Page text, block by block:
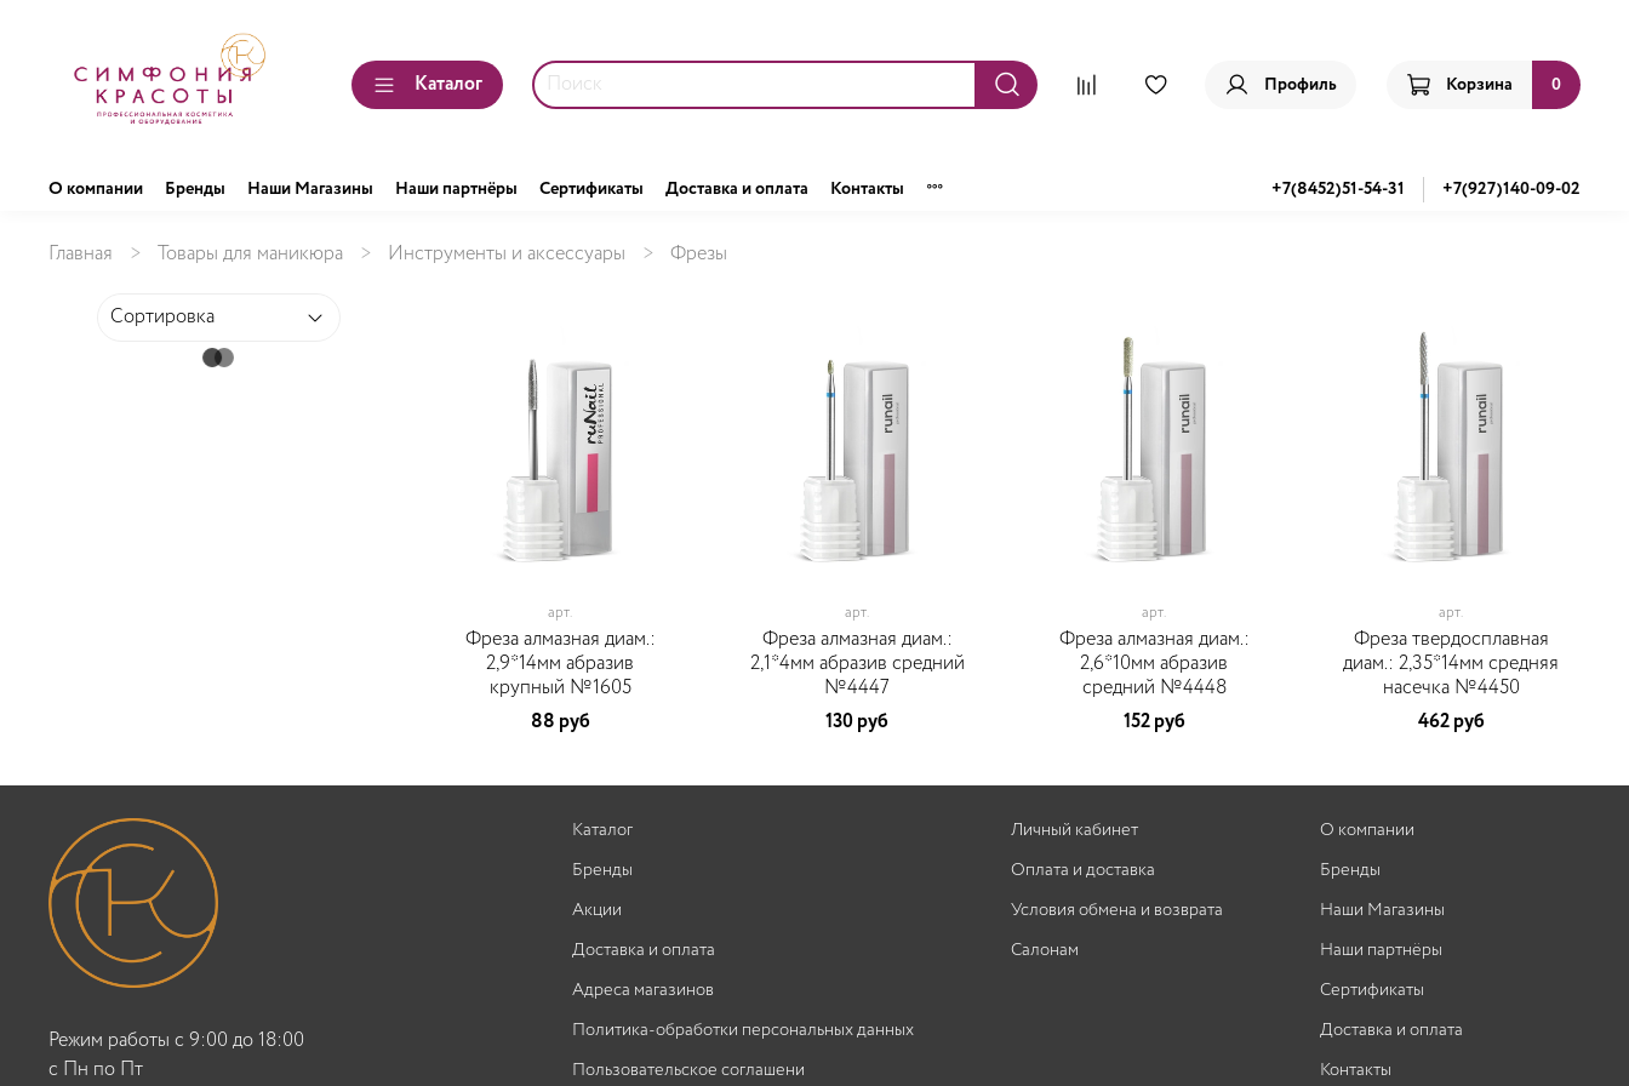
Каталог Профиль Корзина 0
О компании Бренды Наши Магазины Наши партнёры Сертификаты Доставка и оплата Контакты +7(8452)51-54-31 +7(927)140-09-02
Главная Товары для маникюра Инструменты и аксессуары Фрезы
арт.
Фреза алмазная диам.:
2,9*14мм абразив
крупный №1605
88 руб
арт.
Фреза алмазная диам.:
2,1*4мм абразив средний
№4447
130 руб
арт.
Фреза алмазная диам.:
2,6*10мм абразив
средний №4448
152 руб
арт.
Фреза твердосплавная
диам.: 2,35*14мм средняя
насечка №4450
462 руб
Каталог
Бренды
Акции
Доставка и оплата
Адреса магазинов
Политика-обработки персональных данных
Пользовательское соглашени
Личный кабинет
Оплата и доставка
Условия обмена и возврата
Салонам
О компании
Бренды
Наши Магазины
Наши партнёры
Сертификаты
Доставка и оплата
Контакты
Режим работы с 9:00 до 18:00
c Пн по Пт